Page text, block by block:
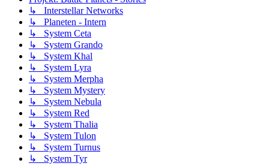
↳ Interstellar Networks
↳ Planeten - Intern
↳ System Ceta
↳ System Grando
↳ System Khal
↳ System Lyra
↳ System Merpha
↳ System Mystery
↳ System Nebula
↳ System Red
↳ System Thalia
↳ System Tulon
↳ System Turnus
↳ System Tyr